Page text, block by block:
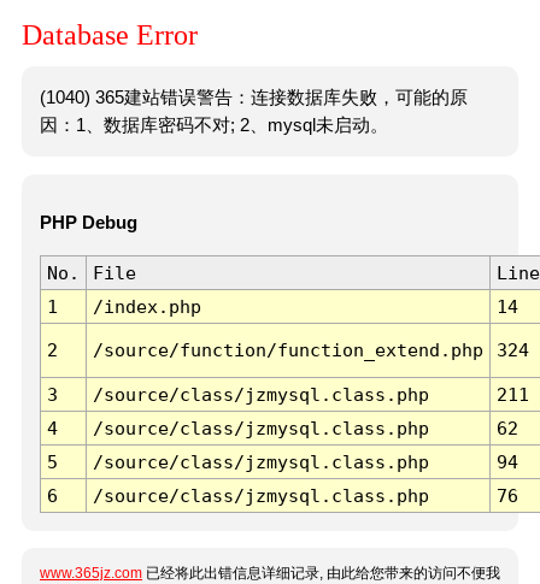
Database Error
(1040) 365建站错误警告：连接数据库失败，可能的原
因：1、数据库密码不对; 2、mysql未启动。
PHP Debug
No. File
Line
1
/index.php 14
2 /source/function/function_extend.php 324
3 /source/class/jzmysql.class.php
211
4
/source/class/jzmysql.class.php
62
5
/source/class/jzmysql.class.php
94
6
/source/class/jzmysql.class.php 76
www.365jz.com 已经将此出错信息详细记录, 由此给您带来的访问不便我